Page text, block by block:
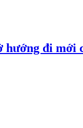
hướng đi mới